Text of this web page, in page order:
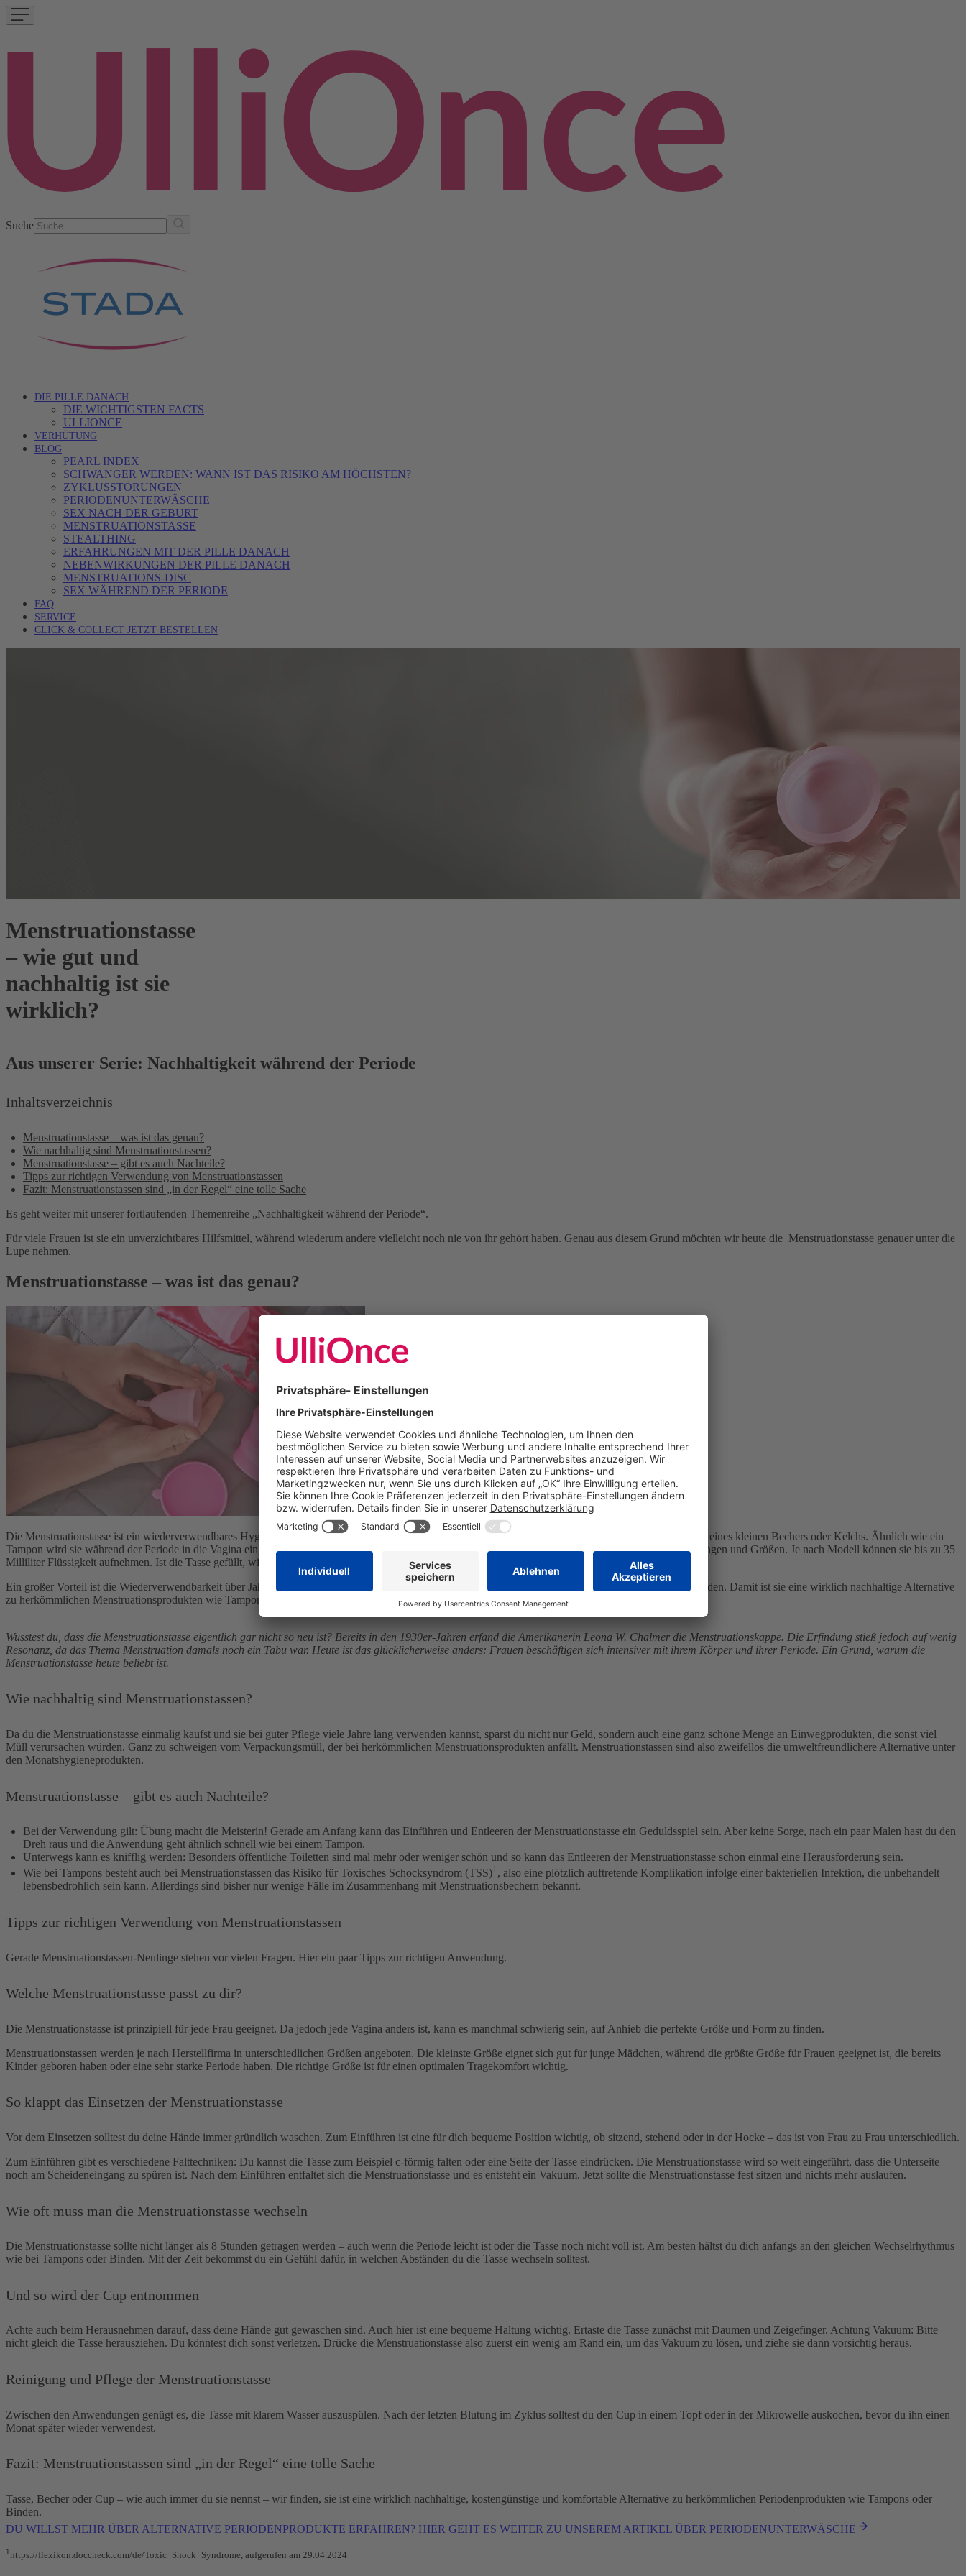
Suche
DIE PILLE DANACH
DIE WICHTIGSTEN FACTS
ULLIONCE
VERHÜTUNG
BLOG
PEARL INDEX
SCHWANGER WERDEN: WANN IST DAS RISIKO AM HÖCHSTEN?
ZYKLUSSTÖRUNGEN
PERIODENUNTERWÄSCHE
SEX NACH DER GEBURT
MENSTRUATIONSTASSE
STEALTHING
ERFAHRUNGEN MIT DER PILLE DANACH
NEBENWIRKUNGEN DER PILLE DANACH
MENSTRUATIONS-DISC
SEX WÄHREND DER PERIODE
FAQ
SERVICE
CLICK & COLLECT JETZT BESTELLEN
Menstruationstasse
– wie gut und
nachhaltig ist sie
wirklich?
Aus unserer Serie: Nachhaltigkeit während der Periode
Inhaltsverzeichnis
Menstruationstasse – was ist das genau?
Wie nachhaltig sind Menstruationstassen?
Menstruationstasse – gibt es auch Nachteile?
Tipps zur richtigen Verwendung von Menstruationstassen
Fazit: Menstruationstassen sind „in der Regel“ eine tolle Sache
Es geht weiter mit unserer fortlaufenden Themenreihe „Nachhaltigkeit während der Periode“.
Für viele Frauen ist sie ein unverzichtbares Hilfsmittel, während wiederum andere vielleicht noch nie von ihr gehört haben. Genau aus diesem Grund möchten wir heute die Menstruationstasse genauer unter die
Lupe nehmen.
Menstruationstasse – was ist das genau?
Die Menstruationstasse ist ein wiederverwendbares Hygieneprodukt für die Periode. Meist wird sie aus medizinischem Silikon hergestellt und hat die Form eines kleinen Bechers oder Kelchs. Ähnlich wie ein
Tampon wird sie während der Periode in die Vagina eingeführt, um dort das Menstruationsblut aufzufangen. Die Tassen gibt es in verschiedenen Ausführungen und Größen. Je nach Modell können sie bis zu 35
Milliliter Flüssigkeit aufnehmen. Ist die Tasse gefüllt, wird sie herausgenommen und das Blut in die Toilette entleert.
Ein großer Vorteil ist die Wiederverwendbarkeit über Jahre hinweg. Nach jeder Menstruation kann die Tasse einfach ausgekocht und wiederverwendet werden. Damit ist sie eine wirklich nachhaltige Alternative
zu herkömmlichen Menstruationsprodukten wie Tampons oder Binden.
Wusstest du, dass die Menstruationstasse eigentlich gar nicht so neu ist? Bereits in den 1930er-Jahren erfand die Amerikanerin Leona W. Chalmer die Menstruationskappe. Die Erfindung stieß jedoch auf wenig
Resonanz, da das Thema Menstruation damals noch ein Tabu war. Heute ist das glücklicherweise anders: Frauen beschäftigen sich intensiver mit ihrem Körper und ihrer Periode. Ein Grund, warum die
Menstruationstasse heute beliebt ist.
Wie nachhaltig sind Menstruationstassen?
Da du die Menstruationstasse einmalig kaufst und sie bei guter Pflege viele Jahre lang verwenden kannst, sparst du nicht nur Geld, sondern auch eine ganz schöne Menge an Einwegprodukten, die sonst viel
Müll verursachen würden. Ganz zu schweigen vom Verpackungsmüll, der bei herkömmlichen Menstruationsprodukten anfällt. Menstruationstassen sind also zweifellos die umweltfreundlichere Alternative unter
den Monatshygieneprodukten.
Menstruationstasse – gibt es auch Nachteile?
Bei der Verwendung gilt: Übung macht die Meisterin! Gerade am Anfang kann das Einführen und Entleeren der Menstruationstasse ein Geduldsspiel sein. Aber keine Sorge, nach ein paar Malen hast du den
Dreh raus und die Anwendung geht ähnlich schnell wie bei einem Tampon.
Unterwegs kann es knifflig werden: Besonders öffentliche Toiletten sind mal mehr oder weniger schön und so kann das Entleeren der Menstruationstasse schon einmal eine Herausforderung sein.
Wie bei Tampons besteht auch bei Menstruationstassen das Risiko für Toxisches Schocksyndrom (TSS)1 , also eine plötzlich auftretende Komplikation infolge einer bakteriellen Infektion, die unbehandelt
lebensbedrohlich sein kann. Allerdings sind bisher nur wenige Fälle im Zusammenhang mit Menstruationsbechern bekannt.
Tipps zur richtigen Verwendung von Menstruationstassen
Gerade Menstruationstassen-Neulinge stehen vor vielen Fragen. Hier ein paar Tipps zur richtigen Anwendung.
Welche Menstruationstasse passt zu dir?
Die Menstruationstasse ist prinzipiell für jede Frau geeignet. Da jedoch jede Vagina anders ist, kann es manchmal schwierig sein, auf Anhieb die perfekte Größe und Form zu finden.
Menstruationstassen werden je nach Herstellfirma in unterschiedlichen Größen angeboten. Die kleinste Größe eignet sich gut für junge Mädchen, während die größte Größe für Frauen geeignet ist, die bereits
Kinder geboren haben oder eine sehr starke Periode haben. Die richtige Größe ist für einen optimalen Tragekomfort wichtig.
So klappt das Einsetzen der Menstruationstasse
Vor dem Einsetzen solltest du deine Hände immer gründlich waschen. Zum Einführen ist eine für dich bequeme Position wichtig, ob sitzend, stehend oder in der Hocke – das ist von Frau zu Frau unterschiedlich.
Zum Einführen gibt es verschiedene Falttechniken: Du kannst die Tasse zum Beispiel c-förmig falten oder eine Seite der Tasse eindrücken. Die Menstruationstasse wird so weit eingeführt, dass die Unterseite
noch am Scheideneingang zu spüren ist. Nach dem Einführen entfaltet sich die Menstruationstasse und es entsteht ein Vakuum. Jetzt sollte die Menstruationstasse fest sitzen und nichts mehr auslaufen.
Wie oft muss man die Menstruationstasse wechseln
Die Menstruationstasse sollte nicht länger als 8 Stunden getragen werden – auch wenn die Periode leicht ist oder die Tasse noch nicht voll ist. Am besten hältst du dich anfangs an den gleichen Wechselrhythmus
wie bei Tampons oder Binden. Mit der Zeit bekommst du ein Gefühl dafür, in welchen Abständen du die Tasse wechseln solltest.
Und so wird der Cup entnommen
Achte auch beim Herausnehmen darauf, dass deine Hände gut gewaschen sind. Auch hier ist eine bequeme Haltung wichtig. Ertaste die Tasse zunächst mit Daumen und Zeigefinger. Achtung Vakuum: Bitte
nicht gleich die Tasse herausziehen. Du könntest dich sonst verletzen. Drücke die Menstruationstasse also zuerst ein wenig am Rand ein, um das Vakuum zu lösen, und ziehe sie dann vorsichtig heraus.
Reinigung und Pflege der Menstruationstasse
Zwischen den Anwendungen genügt es, die Tasse mit klarem Wasser auszuspülen. Nach der letzten Blutung im Zyklus solltest du den Cup in einem Topf oder in der Mikrowelle auskochen, bevor du ihn einen
Monat später wieder verwendest.
Fazit: Menstruationstassen sind „in der Regel“ eine tolle Sache
Tasse, Becher oder Cup – wie auch immer du sie nennst – wir finden, sie ist eine wirklich nachhaltige, kostengünstige und komfortable Alternative zu herkömmlichen Periodenprodukten wie Tampons oder
Binden.
DU WILLST MEHR ÜBER ALTERNATIVE PERIODENPRODUKTE ERFAHREN? HIER GEHT ES WEITER ZU UNSEREM ARTIKEL ÜBER PERIODENUNTERWÄSCHE
1https://flexikon.doccheck.com/de/Toxic_Shock_Syndrome, aufgerufen am 29.04.2024